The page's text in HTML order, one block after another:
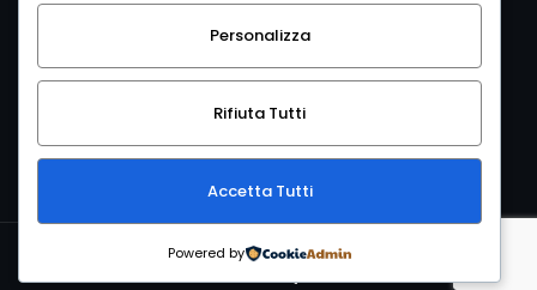
Con l'invio del messaggio l'utente dichiara di aver letto
l’informativa sulla privacy e di acconsentire al trattamento
dei propri dati personali.
Copyright © 1999-2026Mediares S.c.PI 07341730013 - [
Personalizza
Rifiuta Tutti
Accetta Tutti
Powered by